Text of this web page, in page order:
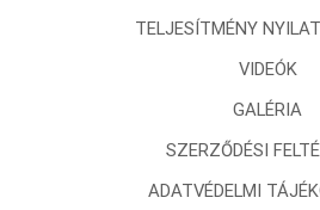
TELJESÍTMÉNY
VIDEÓK
GALÉRIA
SZERZŐDÉSI
ADATVÉDELMI